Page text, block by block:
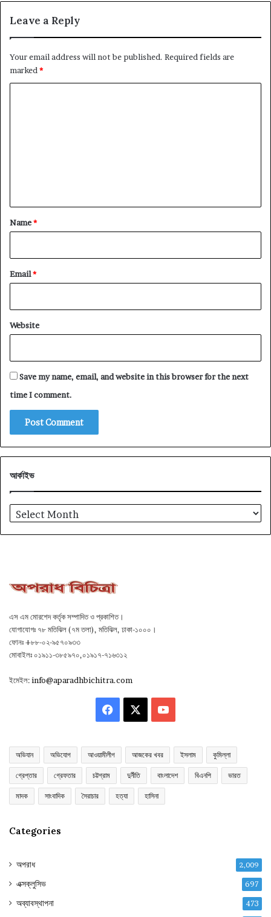
Leave a Reply
Your email address will not be published. Required fields are
marked *
*
Name*
Email*
Website
Save my name, email, and website in this browser for the next
time I comment.
আর্কাইভ
আর্কাইভ
এস এম মোরশেদ কর্তৃক সম্পাদিত ও প্রকাশিত।
যোগাযোগঃ ৭৮ মতিঝিল (৭ম তলা), মতিঝিল, ঢাকা-১০০০।
ফোনঃ +৮৮-০২-৯৫৭০৯৩৩
মোবাইলঃ ০১৯১১-৩৮৫৯৭০,০১৯১৭-৭১৬৩১২
ইমেইল:info@aparadhbichitra.com
Facebook YouTube
অভিযান অভিযোগ আওয়ামীলীগ আজকের খবর ইসলাম কুমিল্লা
গ্রেপ্তার গ্রেফতার চট্টগ্রাম দুর্নীতি বাংলাদেশ বিএনপি ভারত
মাদক সাংবাদিক সৈরাচার হত্যা হাসিনা
Categories
অপরাধ 2,009
এক্সক্লুসিভ 697
অব্যাবস্থাপনা 473